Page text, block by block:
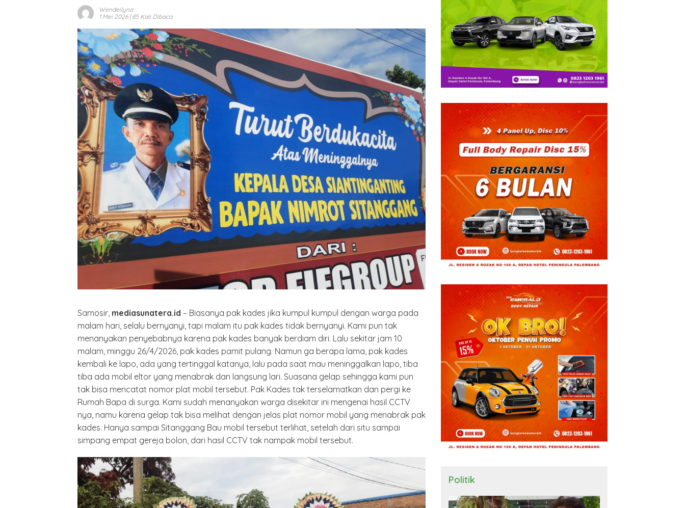
Wendeilyna
1 Mei 2026| 85 Kali Dibaca
Samosir, mediasunatera.id – Biasanya pak kades jika kumpul kumpul dengan warga pada
malam hari, selalu bernyanyi, tapi malam itu pak kades tidak bernyanyi. Kami pun tak
menanyakan penyebabnya karena pak kades banyak berdiam diri. Lalu sekitar jam 10
malam, minggu 26/4/2026, pak kades pamit pulang. Namun ga berapa lama, pak kades
kembali ke lapo, ada yang tertinggal katanya, lalu pada saat mau meninggalkan lapo, tiba
tiba ada mobil eltor yang menabrak dan langsung lari. Suasana gelap sehingga kami pun
tak bisa mencatat nomor plat mobil tersebut. Pak Kades tak terselamatkan dan pergi ke
Rumah Bapa di surga. Kami sudah menanyakan warga disekitar ini mengenai hasil CCTV
nya, namu karena gelap tak bisa melihat dengan jelas plat nomor mobil yang menabrak pak
kades. Hanya sampai Sitanggang Bau mobil tersebut terlihat, setelah dari situ sampai
simpang empat gereja bolon, dari hasil CCTV tak nampak mobil tersebut.
Politik